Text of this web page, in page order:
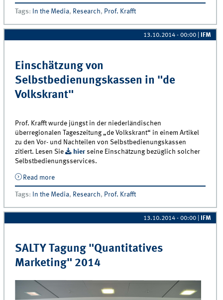
Tags: In the Media, Research, Prof. Krafft
13.10.2014 - 00:00 IFM
Einschätzung von
Selbstbedienungskassen in "de
Volkskrant"
Prof. Krafft wurde jüngst in der niederländischen
überregionalen Tageszeitung „de Volkskrant“ in einem Artikel
zu den Vor- und Nachteilen von Selbstbedienungskassen
zitiert. Lesen Sie
hierseine Einschätzung bezüglich solcher
Selbstbedienungsservices.
Read moreabout Einschätzung von Selbstbedienungskassen in
&quot;de Volkskrant&quot;
Tags: In the Media, Research, Prof. Krafft
13.10.2014 - 00:00 IFM
SALTY Tagung "Quantitatives
Marketing" 2014